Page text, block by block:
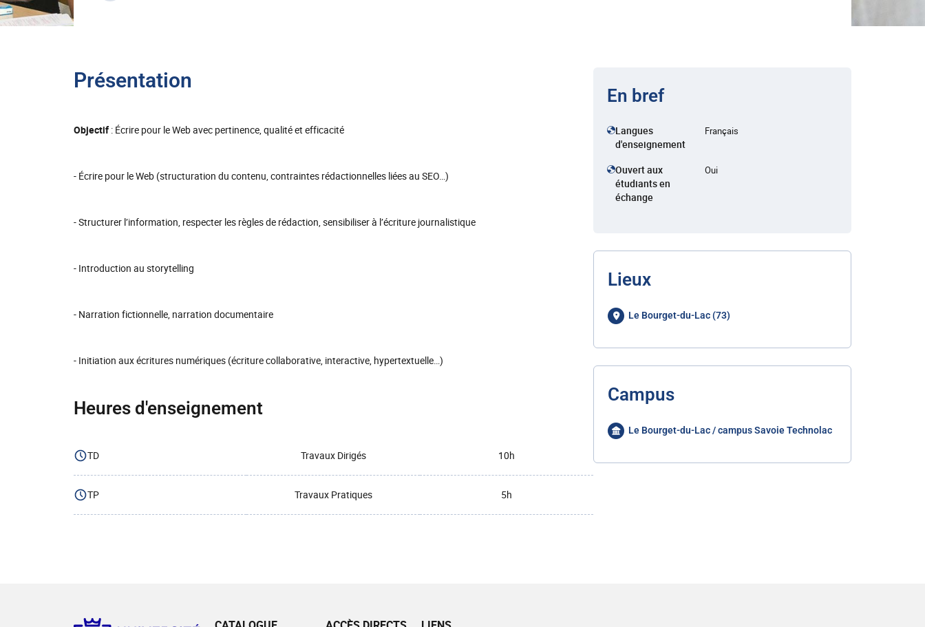
Présentation
Objectif : Écrire pour le Web avec pertinence, qualité et efficacité
- Écrire pour le Web (structuration du contenu, contraintes rédactionnelles liées au SEO…)
- Structurer l’information, respecter les règles de rédaction, sensibiliser à l’écriture journalistique
- Introduction au storytelling
- Narration fictionnelle, narration documentaire
- Initiation aux écritures numériques (écriture collaborative, interactive, hypertextuelle…)
Heures d'enseignement
TD Travaux Dirigés 10h
TP Travaux Pratiques 5h
En bref
Langues
d'enseignement
Français
Ouvert aux
étudiants en
échange
Oui
Lieux
Le Bourget-du-Lac (73)
Campus
Le Bourget-du-Lac / campus Savoie Technolac